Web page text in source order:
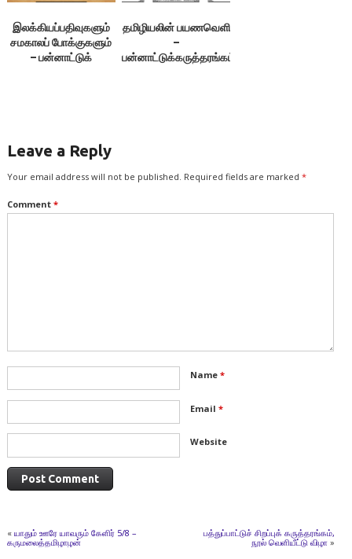
இலக்கியப்பதிவுகளும்
சமகாலப் போக்குகளும்
– பன்னாட்டுக்
தமிழியலின் பயணவெளி
–
பன்னாட்டுக்கருத்தரங்கம்,
Leave a Reply
Your email address will not be published. Required fields are marked *
Comment *
Name *
Email *
Website
« யாதும் ஊரே யாவரும் கேளிர் 5/8 –
கருமலைத்தமிழாழன்
பத்துப்பாட்டுச் சிறப்புக் கருத்தரங்கம்,
நூல் வெளியீட்டு விழா »